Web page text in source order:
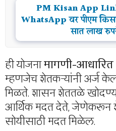
PM Kisan App
WhatsApp वर पीएम
सात लाख
ही योजनामागणी-
म्हणजेच शेतकऱ्यांनी अर्ज
मिळते. शासन शेततळे
आर्थिक मदत देते, जेणेकरून
सोयीसाठी मदत मिळेल.